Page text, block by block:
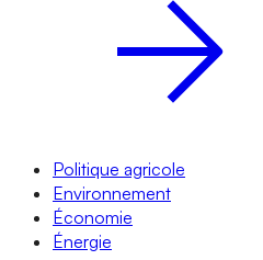
Politique agricole
Environnement
Économie
Énergie